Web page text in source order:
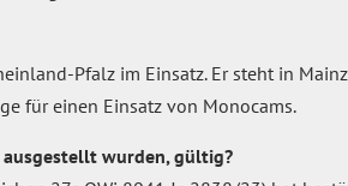
Pfalz im Einsatz. Er steht in
für einen Einsatz von Monocams.
wurden, gültig?